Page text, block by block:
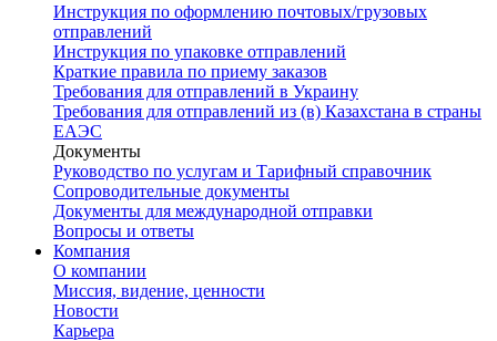
Инструкция по оформлению почтовых/грузовых
отправлений
Инструкция по упаковке отправлений
Краткие правила по приему заказов
Требования для отправлений в Украину
Требования для отправлений из (в) Казахстана в страны
ЕАЭС
Документы
Руководство по услугам и Тарифный справочник
Сопроводительные документы
Документы для международной отправки
Вопросы и ответы
Компания
О компании
Миссия, видение, ценности
Новости
Карьера